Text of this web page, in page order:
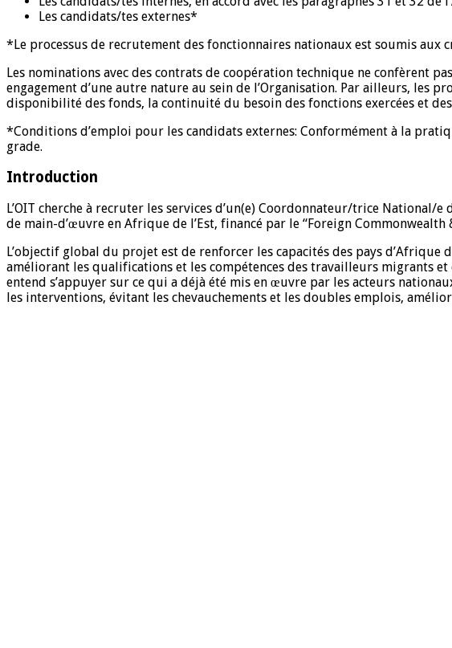
Les candidats/tes externes*
*Le processus de recrutement des fonctionnaires nationaux est soumis
Les nominations avec des contrats de coopération technique ne confèrent
engagement d’une autre nature au sein de l’Organisation. Par ailleurs, les
disponibilité des fonds, la continuité du besoin des fonctions exercées et
*Conditions d’emploi pour les candidats externes: Conformément à la
grade.
Introduction
L’OIT cherche à recruter les services d’un(e) Coordonnateur/trice
de main-d’œuvre en Afrique de l’Est, financé par le “Foreign
L’objectif global du projet est de renforcer les capacités des pays
améliorant les qualifications et les compétences des travailleurs migrants
entend s’appuyer sur ce qui a déjà été mis en œuvre par les acteurs
les interventions, évitant les chevauchements et les doubles emplois,